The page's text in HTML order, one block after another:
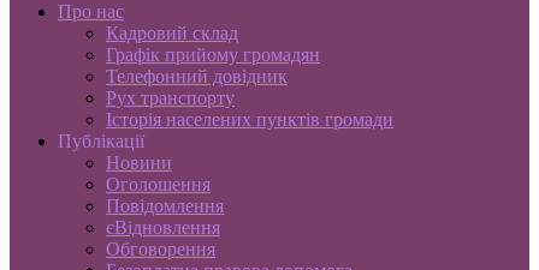
Про нас
Кадровий склад
Графік прийому громадян
Телефонний довідник
Рух транспорту
Історія населених пунктів громади
Публікації
Новини
Оголошення
Повідомлення
єВідновлення
Обговорення